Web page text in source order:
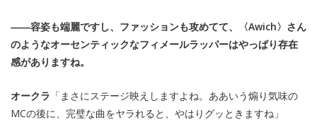
――容姿も端麗ですし、ファッションも攻めてて、〈Awich〉さん
のようなオーセンティックなフィメールラッパーはやっぱり存在
感がありますね。
オークラ 「まさにステージ映えしますよね。ああいう煽り気味の
MCの後に、完璧な曲をヤラれると、やはりグッときますね」